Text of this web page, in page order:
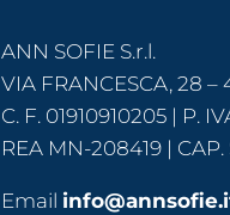
ANN SOFIE S.r.l.
VIA FRANCESCA, 28 –
C. F. 01910910205 | P.
REA MN-208419 |
Email